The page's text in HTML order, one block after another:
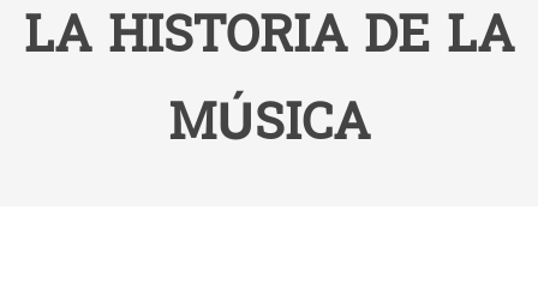
LA HISTORIA DE LA
MÚSICA